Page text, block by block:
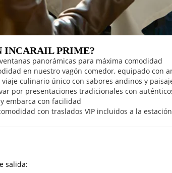
INCARAIL PRIME?
panorámicas para máxima comodidad
en nuestro vagón comedor, equipado
culinario único con sabores andinos y
por presentaciones tradicionales con
embarca con facilidad
con traslados VIP incluidos a la
salida: